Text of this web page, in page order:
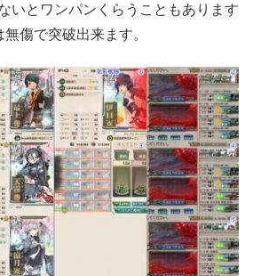
いとワンパンくらうこともあります
傷で突破出来ます。